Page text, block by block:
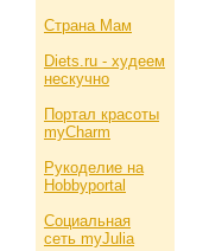
Страна Мам
Diets.ru - худеем
нескучно
Портал красоты
myCharm
Рукоделие на
Hobbyportal
Социальная
сеть myJulia